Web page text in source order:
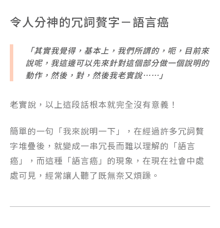
令人分神的冗詞贅字－語言癌
「其實我覺得，基本上，我們所謂的，呃，目前來
說呢，我這邊可以先來針對這個部分做一個說明的
動作，然後，對，然後我老實說……」
老實說，以上這段話根本就完全沒有意義！
簡單的一句「我來說明一下」，在經過許多冗詞贅
字堆疊後，就變成一串冗長而難以理解的「語言
癌」，而這種「語言癌」的現象，在現在社會中處
處可見，經常讓人聽了既無奈又煩躁。